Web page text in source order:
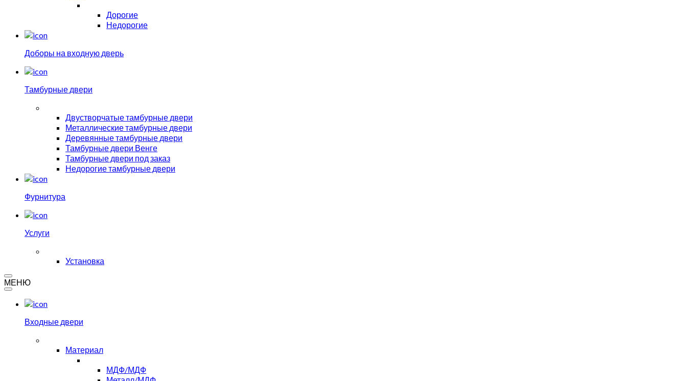
Дорогие
Недорогие
Доборы на входную дверь
Тамбурные двери
Двустворчатые тамбурные двери
Металлические тамбурные двери
Деревянные тамбурные двери
Тамбурные двери Венге
Тамбурные двери под заказ
Недорогие тамбурные двери
Фурнитура
Услуги
Установка
МЕНЮ
Входные двери
Материал
МДФ/МДФ